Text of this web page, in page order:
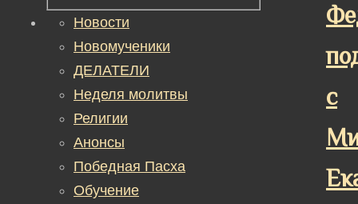
с
Новости
Новомученики
ДЕЛАТЕЛИ
Неделя молитвы
Религии
Анонсы
Победная Пасха
Обучение